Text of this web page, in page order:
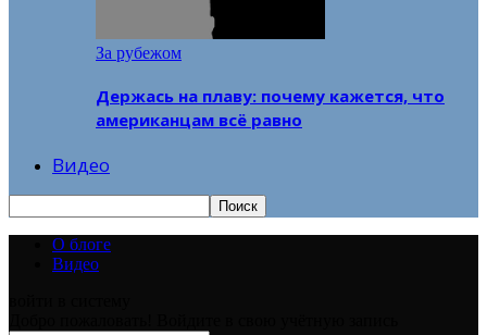
За рубежом
Держась на плаву: почему кажется, что
американцам всё равно
Видео
О блоге
Видео